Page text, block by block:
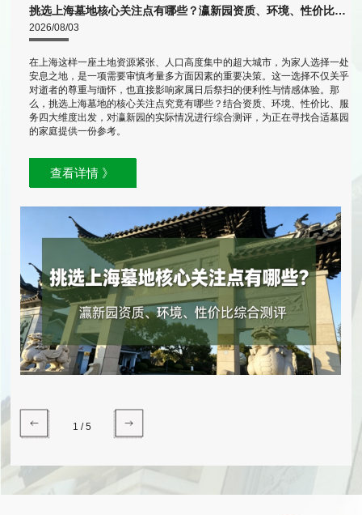
挑选上海墓地核心关注点有哪些？瀛新园资质、环境、性价比综合测评
2026/08/03
在上海这样一座土地资源紧张、人口高度集中的超大城市，为家人选择一处
安息之地，是一项需要审慎考量多方面因素的重要决策。这一选择不仅关乎
对逝者的尊重与缅怀，也直接影响家属日后祭扫的便利性与情感体验。那
么，挑选上海墓地的核心关注点究竟有哪些？结合资质、环境、性价比、服
务四大维度出发，对瀛新园的实际情况进行综合测评，为正在寻找合适墓园
的家庭提供一份参考。
查看详情 》
1 /5